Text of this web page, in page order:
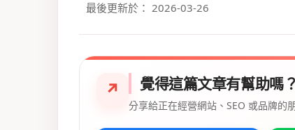
最後更新於： 2026-03-26
↗ 覺得這篇文章有幫助嗎？
分享給正在經營網站、SEO 或品牌的